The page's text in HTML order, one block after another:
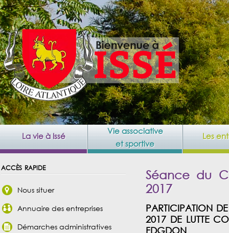
La vie à Issé
Vie associative
et sportive
Les
accès rapide
Nous situer
Annuaire des entreprises
Démarches administratives
Séance du
2017
PARTICIPATION
2017 DE LUTTE
FDGDON